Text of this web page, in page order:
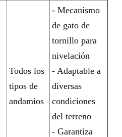
Todos los
tipos de
andamios
- Mecanismo
de gato de
tornillo para
nivelación
- Adaptable a
diversas
condiciones
del terreno
- Garantiza